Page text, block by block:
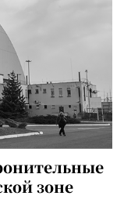
зоне